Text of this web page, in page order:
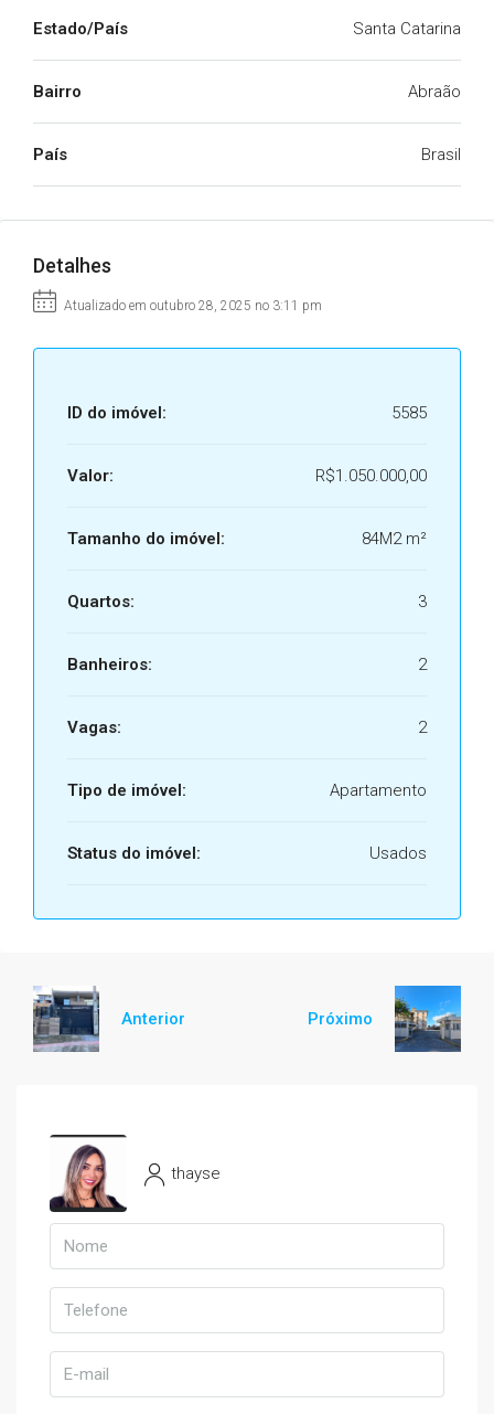
Estado/País Santa Catarina
Bairro Abraão
País Brasil
Detalhes
Atualizado em outubro 28, 2025 no 3:11 pm
ID do imóvel: 5585
Valor: R$1.050.000,00
Tamanho do imóvel: 84M2 m²
Quartos: 3
Banheiros: 2
Vagas: 2
Tipo de imóvel: Apartamento
Status do imóvel: Usados
Anterior Próximo
thayse